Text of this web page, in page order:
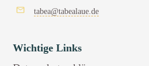
tabea@tabealaue.de
Wichtige Links